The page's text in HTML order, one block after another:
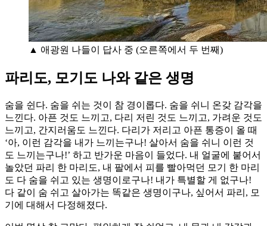
▲ 애광원 나들이 답사 중 (오른쪽에서 두 번째)
파리도, 모기도 나와 같은 생명
숨을 쉰다. 숨을 쉬는 것이 참 경이롭다. 숨을 쉬니 온갖 감각을
느낀다. 아픈 것도 느끼고, 다리 저린 것도 느끼고, 가려운 것도
느끼고, 간지러움도 느낀다. 다리가 저리고 아픈 통증이 올 때
‘아, 이런 감각을 내가 느끼는구나! 살아서 숨을 쉬니 이런 것
도 느끼는구나!’ 하고 반가운 마음이 들었다. 내 얼굴에 붙어서
놀았던 파리 한 마리도, 내 팔에서 피를 빨아먹던 모기 한 마리
도 다 숨을 쉬고 있는 생명이로구나! 내가 특별할 게 없구나!
다 같이 숨 쉬고 살아가는 똑같은 생명이구나, 싶어서 파리, 모
기에 대해서 다정해졌다.